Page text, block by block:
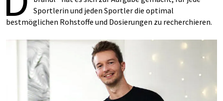
Sportlerin und jeden Sportler die optimal
bestmöglichen Rohstoffe und Dosierungen zu recherchieren.